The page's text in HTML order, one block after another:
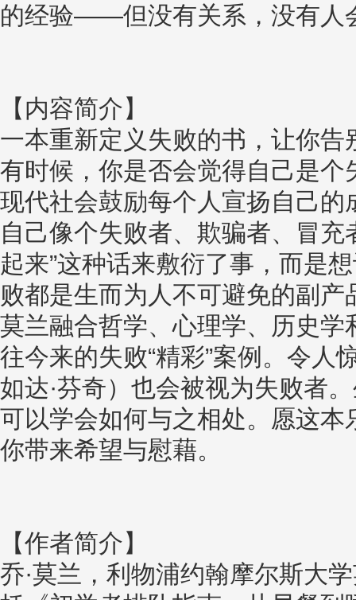
的经验——但没有关系，没有人
【内容简介】
一本重新定义失败的书，让你告
有时候，你是否会觉得自己是个
现代社会鼓励每个人宣扬自己
自己像个失败者、欺骗者、冒
起来”这种话来敷衍了事，而是
败都是生而为人不可避免的副产
莫兰融合哲学、心理学、历史
往今来的失败“精彩”案例。令人
如达·芬奇）也会被视为失败者
可以学会如何与之相处。愿这
你带来希望与慰藉。
【作者简介】
乔·莫兰，利物浦约翰摩尔斯大